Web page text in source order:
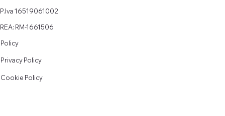
P.Iva 16519061002
REA: RM-1661506
Policy
Privacy Policy
Cookie Policy